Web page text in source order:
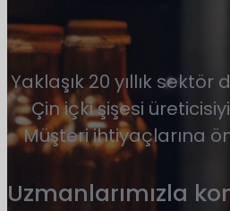
Yaklaşık 20 yıllık
Çin içki şişesi
Müşteri ihtiyaçlarına
Uzmanlarımızla